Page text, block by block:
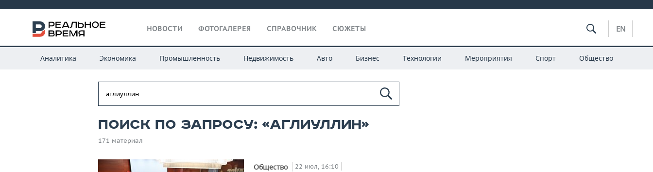
НОВОСТИ ФОТОГАЛЕРЕЯ СПРАВОЧНИК СЮЖЕТЫ EN
Аналитика Экономика Промышленность Недвижимость Авто Бизнес Технологии Мероприятия Спорт Общество
Поиск по запросу: «аглиуллин»
171 материал
Общество 22 июл, 16:10